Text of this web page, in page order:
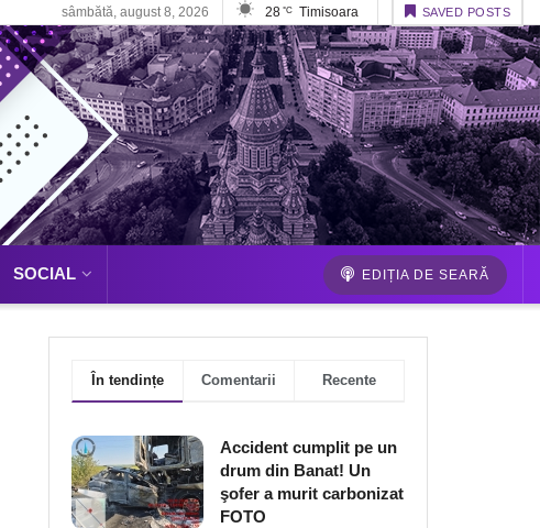
sâmbătă, august 8, 2026 28 °C Timisoara SAVED POSTS
SOCIAL EDIȚIA DE SEARĂ
În tendințe Comentarii Recente
Accident cumplit pe un
drum din Banat! Un
şofer a murit carbonizat
FOTO